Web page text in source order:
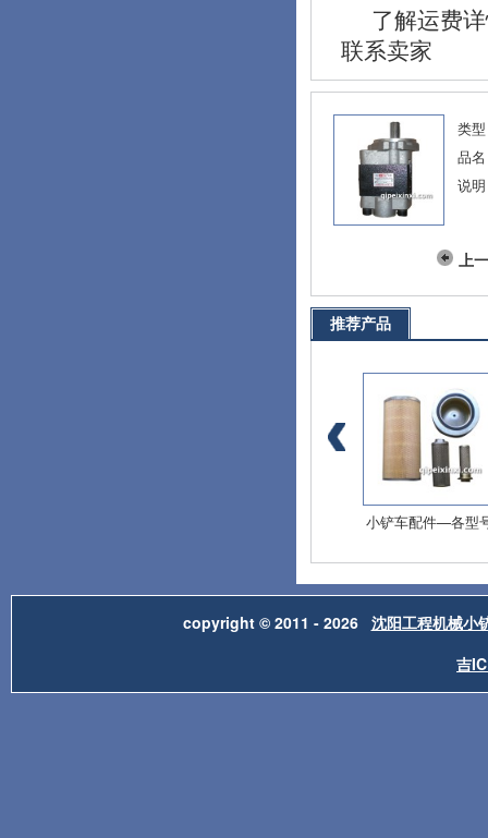
了解运费
联系卖家
类
品
说
上
推荐产品
小铲车配件—各型
copyright © 2011 - 2026 沈阳工程机械小
吉